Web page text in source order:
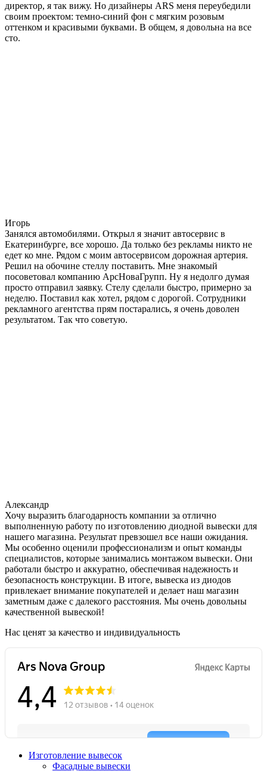
директор, я так вижу. Но дизайнеры ARS меня переубедили
своим проектом: темно-синий фон с мягким розовым
оттенком и красивыми буквами. В общем, я довольна на все
сто.
Игорь
Занялся автомобилями. Открыл я значит автосервис в
Екатеринбурге, все хорошо. Да только без рекламы никто не
едет ко мне. Рядом с моим автосервисом дорожная артерия.
Решил на обочине стеллу поставить. Мне знакомый
посоветовал компанию АрсНоваГрупп. Ну я недолго думая
просто отправил заявку. Стелу сделали быстро, примерно за
неделю. Поставил как хотел, рядом с дорогой. Сотрудники
рекламного агентства прям постарались, я очень доволен
результатом. Так что советую.
Александр
Хочу выразить благодарность компании за отлично
выполненную работу по изготовлению диодной вывески для
нашего магазина. Результат превзошел все наши ожидания.
Мы особенно оценили профессионализм и опыт команды
специалистов, которые занимались монтажом вывески. Они
работали быстро и аккуратно, обеспечивая надежность и
безопасность конструкции. В итоге, вывеска из диодов
привлекает внимание покупателей и делает наш магазин
заметным даже с далекого расстояния. Мы очень довольны
качественной вывеской!
Нас ценят за качество и индивидуальность
Изготовление вывесок
Фасадные вывески